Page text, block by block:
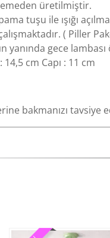
üretilmiştir.
tuşu ile ışığı
( Piller
gece
cm Capı : 11 cm
bakmanızı tavsiye